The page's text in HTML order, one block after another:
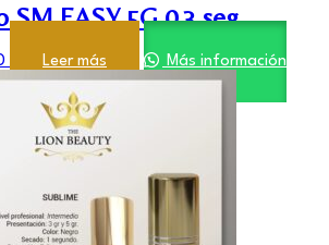
SM EASY 5G 0,3 seg
Leer más Más información